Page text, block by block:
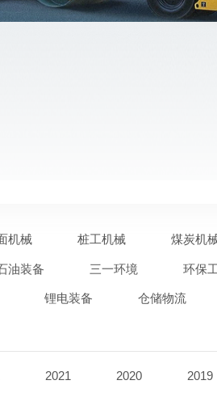
机械 桩工机械 煤炭机
油装备 三一环境 环保
锂电装备 仓储物流
2021 2020 2019